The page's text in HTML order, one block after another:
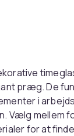
præg. De
i
Vælg mellem
for at finde